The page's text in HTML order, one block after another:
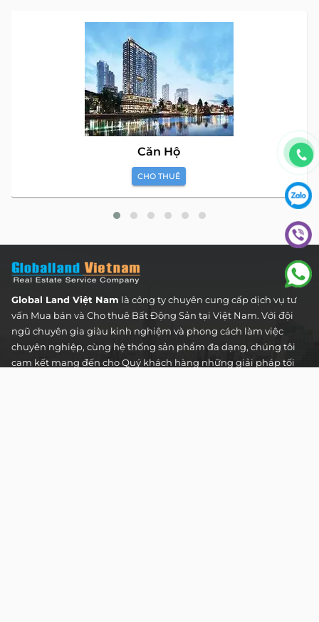
Căn Hộ
CHO THUÊ
Global Land Việt Nam là công ty chuyên cung cấp dịch vụ tư
vấn Mua bán và Cho thuê Bất Động Sản tại Việt Nam. Với đội
ngũ chuyên gia giàu kinh nghiệm và phong cách làm việc
chuyên nghiệp, cùng hệ thống sản phẩm đa dạng, chúng tôi
cam kết mang đến cho Quý khách hàng những giải pháp tối